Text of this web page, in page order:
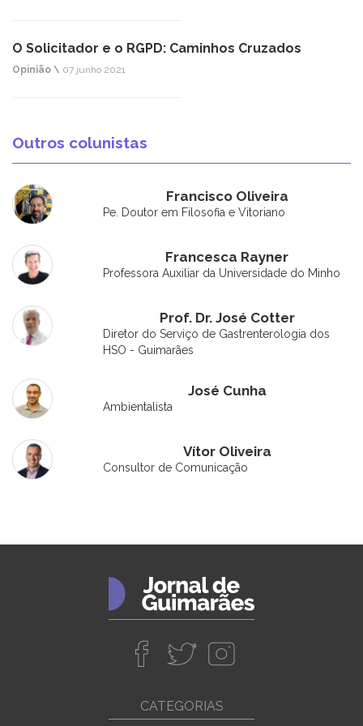
O Solicitador e o RGPD: Caminhos Cruzados
Opinião \ 07 junho 2021
Outros colunistas
Francisco Oliveira
Pe. Doutor em Filosofia e Vitoriano
Francesca Rayner
Professora Auxiliar da Universidade do Minho
Prof. Dr. José Cotter
Diretor do Serviço de Gastrenterologia dos
HSO - Guimarães
José Cunha
Ambientalista
Vítor Oliveira
Consultor de Comunicação
CATEGORIAS